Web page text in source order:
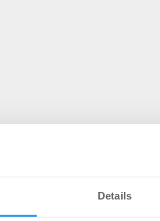
Details